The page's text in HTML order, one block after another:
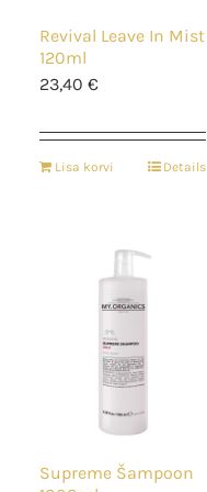
Revival Leave In Mist
120ml
23,40 €
Lisa korvi Details
Supreme Šampoon